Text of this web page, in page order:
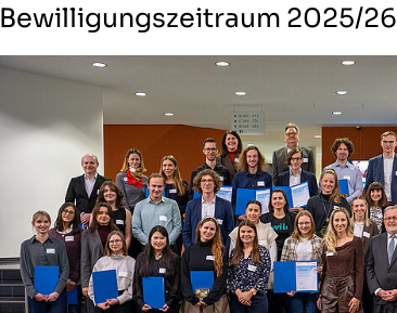
Bewilligungszeitraum 2025/26